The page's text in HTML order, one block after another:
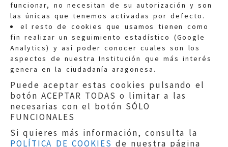
funcionar, no necesitan de su autorización y son
las únicas que tenemos activadas por defecto.
el resto de cookies que usamos tienen como
fin realizar un seguimiento estadístico (Google
Analytics) y así poder conocer cuales son los
aspectos de nuestra Institución que más interés
genera en la ciudadanía aragonesa.
Puede aceptar estas cookies pulsando el
botón ACEPTAR TODAS o limitar a las
necesarias con el botón SÓLO
FUNCIONALES
Si quieres más información, consulta la
POLÍTICA DE COOKIES de nuestra página
Quejas:quejas@eljusticiadearagon.es
Información general:
informacion@eljusticiadearagon.es
Teléfonos:900 210 210/